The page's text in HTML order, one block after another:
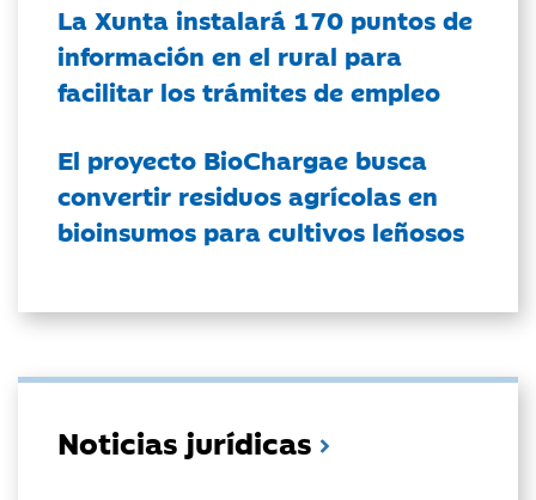
La Xunta instalará 170 puntos de
información en el rural para
facilitar los trámites de empleo
El proyecto BioChargae busca
convertir residuos agrícolas en
bioinsumos para cultivos leñosos
Noticias jurídicas